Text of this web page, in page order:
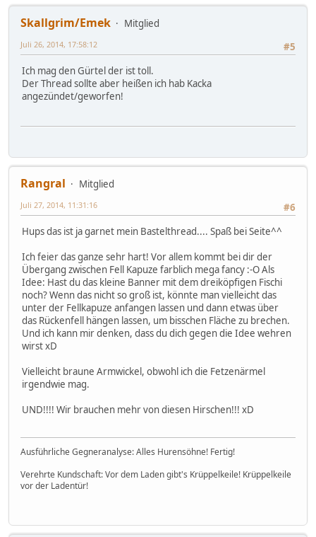
Skallgrim/Emek
Mitglied
#5
Juli 26, 2014, 17:58:12
Ich mag den Gürtel der ist toll.
Der Thread sollte aber heißen ich hab Kacka
angezündet/geworfen!
Rangral
Mitglied
#6
Juli 27, 2014, 11:31:16
Hups das ist ja garnet mein Bastelthread.... Spaß bei Seite^^
Ich feier das ganze sehr hart! Vor allem kommt bei dir der
Übergang zwischen Fell Kapuze farblich mega fancy :-O Als
Idee: Hast du das kleine Banner mit dem dreiköpfigen Fischi
noch? Wenn das nicht so groß ist, könnte man vielleicht das
unter der Fellkapuze anfangen lassen und dann etwas über
das Rückenfell hängen lassen, um bisschen Fläche zu brechen.
Und ich kann mir denken, dass du dich gegen die Idee wehren
wirst xD
Vielleicht braune Armwickel, obwohl ich die Fetzenärmel
irgendwie mag.
UND!!!! Wir brauchen mehr von diesen Hirschen!!! xD
Ausführliche Gegneranalyse: Alles Hurensöhne! Fertig!
Verehrte Kundschaft: Vor dem Laden gibt's Krüppelkeile! Krüppelkeile
vor der Ladentür!